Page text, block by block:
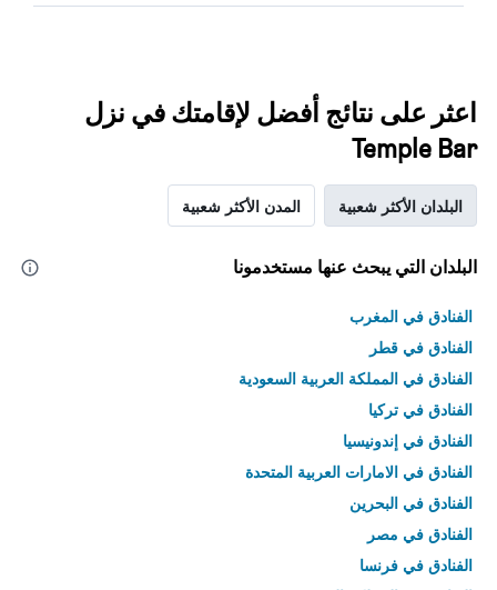
اعثر على نتائج أفضل لإقامتك في نزل
Temple Bar
البلدان الأكثر شعبية المدن الأكثر شعبية
البلدان التي يبحث عنها مستخدمونا
الفنادق في المغرب
الفنادق في قطر
الفنادق في المملكة العربية السعودية
الفنادق في تركيا
الفنادق في إندونيسيا
الفنادق في الامارات العربية المتحدة
الفنادق في البحرين
الفنادق في مصر
الفنادق في فرنسا